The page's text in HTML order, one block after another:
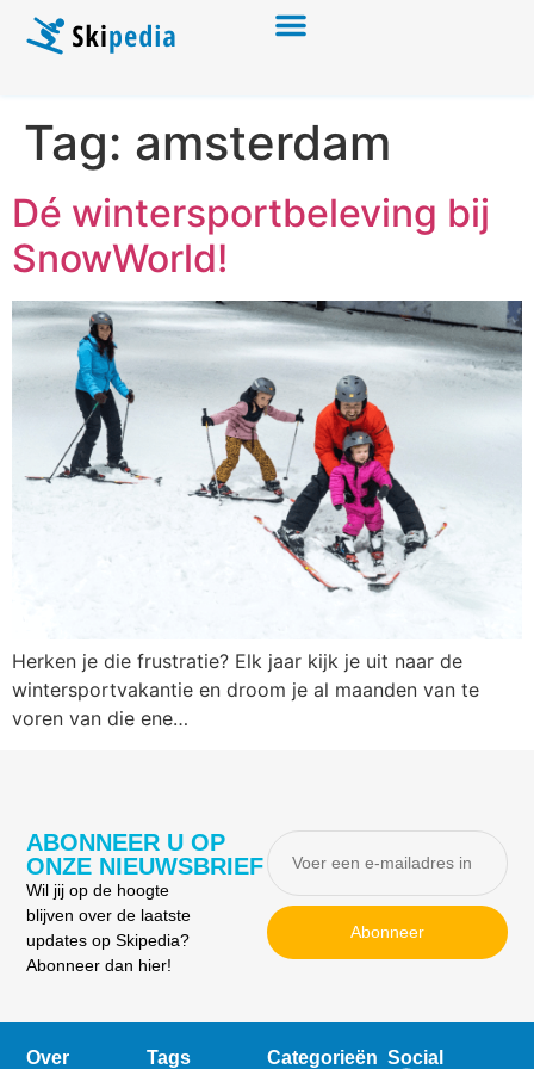
Tag: amsterdam
Dé wintersportbeleving bij
SnowWorld!
Herken je die frustratie? Elk jaar kijk je uit naar de
wintersportvakantie en droom je al maanden van te
voren van die ene…
ABONNEER U OP
ONZE NIEUWSBRIEF
Wil jij op de hoogte
blijven over de laatste
updates op Skipedia?
Abonneer dan hier!
Abonneer
Over Tags Categorieën Social